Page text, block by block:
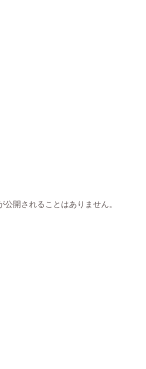
開されることはありません。